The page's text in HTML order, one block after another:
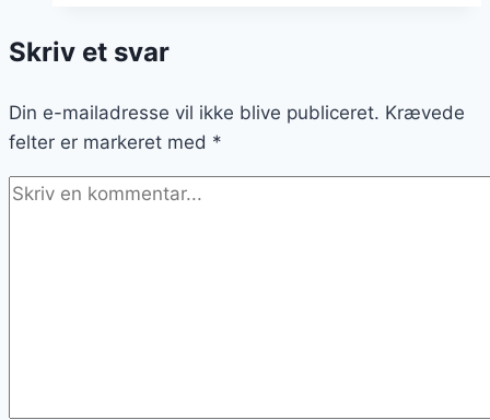
med
ingredienser
Skriv et svar
Din e-mailadresse vil ikke blive publiceret. Krævede
felter er markeret med *